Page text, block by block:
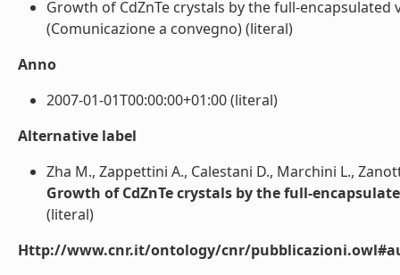
Growth of CdZnTe crystals by the full-
(Comunicazione a convegno) (literal)
Anno
2007-01-01T00:00:00+01:00 (literal)
Alternative label
Zha M., Zappettini A., Calestani D., Marchini L.,
Growth of CdZnTe crystals by the full-
(literal)
Http://www.cnr.it/ontology/cnr/